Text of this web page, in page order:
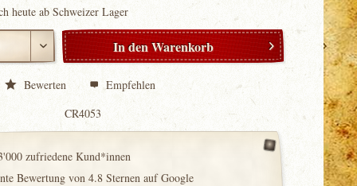
heute ab Schweizer Lager
In denWarenkorb
Bewerten Empfehlen
CR4053
zufriedene Kund*innen
Bewertung von 4.8 Sternen auf Google